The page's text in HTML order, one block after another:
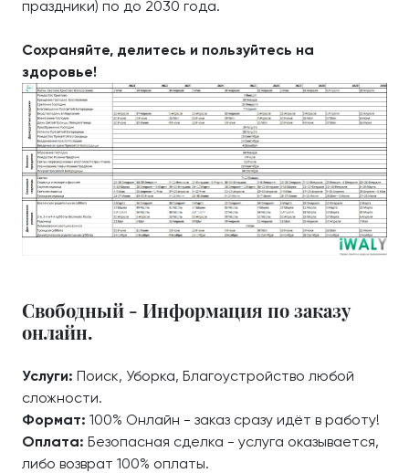
праздники) по до 2030 года.
Сохраняйте, делитесь и пользуйтесь на
здоровье!
Свободный - Информация по заказу
онлайн.
Услуги: Поиск, Уборка, Благоустройство любой
сложности.
Формат: 100% Онлайн - заказ сразу идёт в работу!
Оплата: Безопасная сделка - услуга оказывается,
либо возврат 100% оплаты.